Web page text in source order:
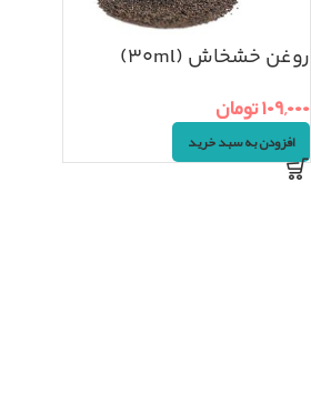
روغن خشخاش (۳۰ml)
۱۰۹,۰۰۰تومان
افزودن به سبد خرید